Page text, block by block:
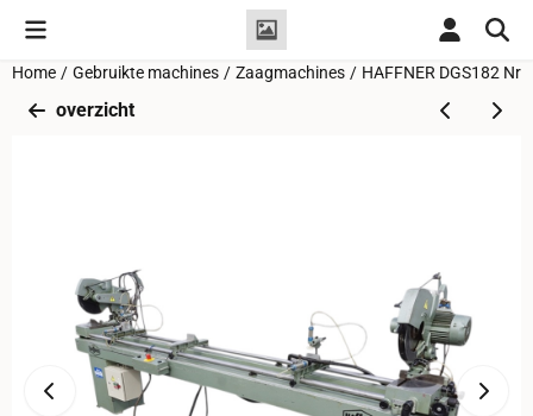
Cookievoorkeuren zijn momenteel gesloten.
Home / Gebruikte machines / Zaagmachines / HAFFNER DGS182
overzicht